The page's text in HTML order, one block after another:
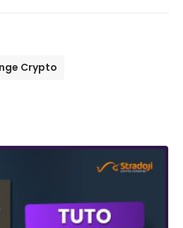
Crypto